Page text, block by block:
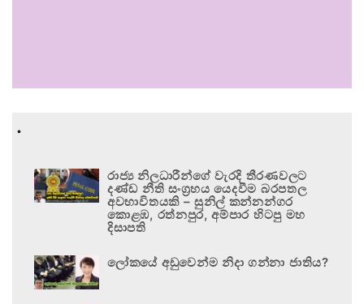
.
රාජ්‍ය නිලධාරීන්ගේ වැරදි තීරණවලට
දණ්ඩ නීති සංග්‍රහය යෙදවීම බරපතල
අවභාවිතයකි – සුනිල් කන්නන්ගර
කොළඹ, රත්නපුර, අම්පාර හිටපු මහ
දිසාපති
ලෝකයේ අඩුවෙන්ම නිදා ගන්නා ජාතිය?